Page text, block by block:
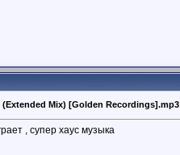
(Extended Mix) [Golden Recordings].mp3
, супер хаус музыка